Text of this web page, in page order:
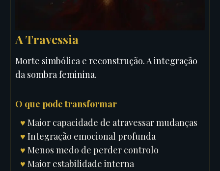
A Travessia
Morte simbólica e reconstrução. A integração
da sombra feminina.
O que pode transformar
♥ Maior capacidade de atravessar mudanças
♥ Integração emocional profunda
♥ Menos medo de perder controlo
♥ Maior estabilidade interna